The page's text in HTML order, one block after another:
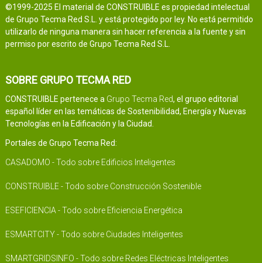
©1999-2025 El material de CONSTRUIBLE es propiedad intelectual
de Grupo Tecma Red S.L. y está protegido por ley. No está permitido
utilizarlo de ninguna manera sin hacer referencia a la fuente y sin
permiso por escrito de Grupo Tecma Red S.L.
SOBRE GRUPO TECMA RED
CONSTRUIBLE pertenece a Grupo Tecma Red, el grupo editorial
español líder en las temáticas de Sostenibilidad, Energía y Nuevas
Tecnologías en la Edificación y la Ciudad.
Portales de Grupo Tecma Red:
CASADOMO - Todo sobre Edificios Inteligentes
CONSTRUIBLE - Todo sobre Construcción Sostenible
ESEFICIENCIA - Todo sobre Eficiencia Energética
ESMARTCITY - Todo sobre Ciudades Inteligentes
SMARTGRIDSINFO - Todo sobre Redes Eléctricas Inteligentes